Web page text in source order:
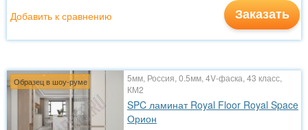
Заказать
Добавить к сравнению
Образец в шоу-руме
5мм, Россия, 0.5мм, 4V-фаска, 43 класс,
КМ2
SPC ламинат Royal Floor Royal Space
Орион